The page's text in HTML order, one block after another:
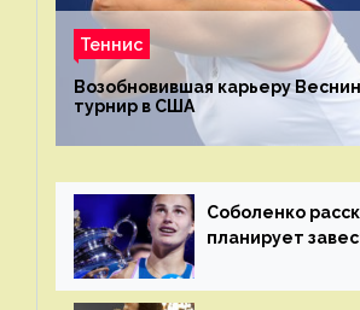
Теннис
Возобновившая карьеру
турнир в США
Соболенко
планирует